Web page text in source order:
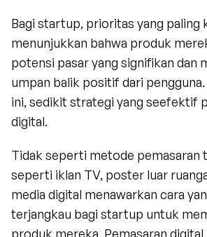
Bagi startup, prioritas yang paling
menunjukkan bahwa produk
potensi pasar yang signifikan dan
umpan balik positif dari
ini, sedikit strategi yang seefektif
digital.
Tidak seperti metode pemasaran
seperti iklan TV, poster luar
media digital menawarkan cara
terjangkau bagi startup untuk
produk mereka. Pemasaran